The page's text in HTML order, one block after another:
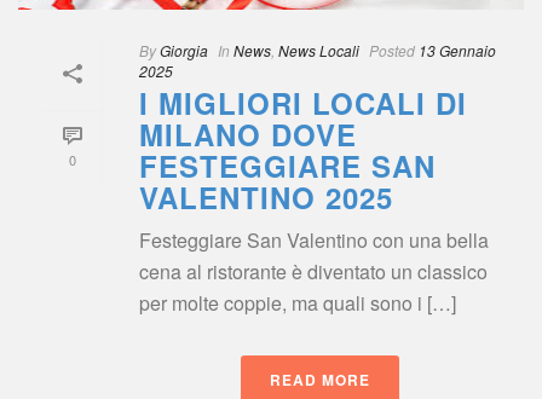
0
ByGiorgia In New News Locali Posted 13 Gennaio
2025
I MIGLIORI LOCALI DI
MILANO DOVE
FESTEGGIARE SAN
VALENTINO 2025
Festeggiare San Valentino con una bella
cena al ristorante è diventato un classico
per molte coppie, ma quali sono i […]
READ MORE